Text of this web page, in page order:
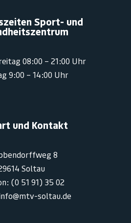
Sport- und
08:00 – 21:00 Uhr
9:00 – 14:00 Uhr
und Kontakt
8
Soltau
(0 51 91) 35 02
soltau.de